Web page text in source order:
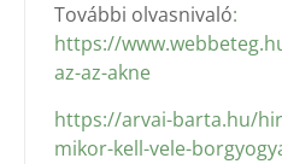
További olvasnivaló:
https://
az-az-akne
https://arvai-barta.hu/
mikor-kell-vele-